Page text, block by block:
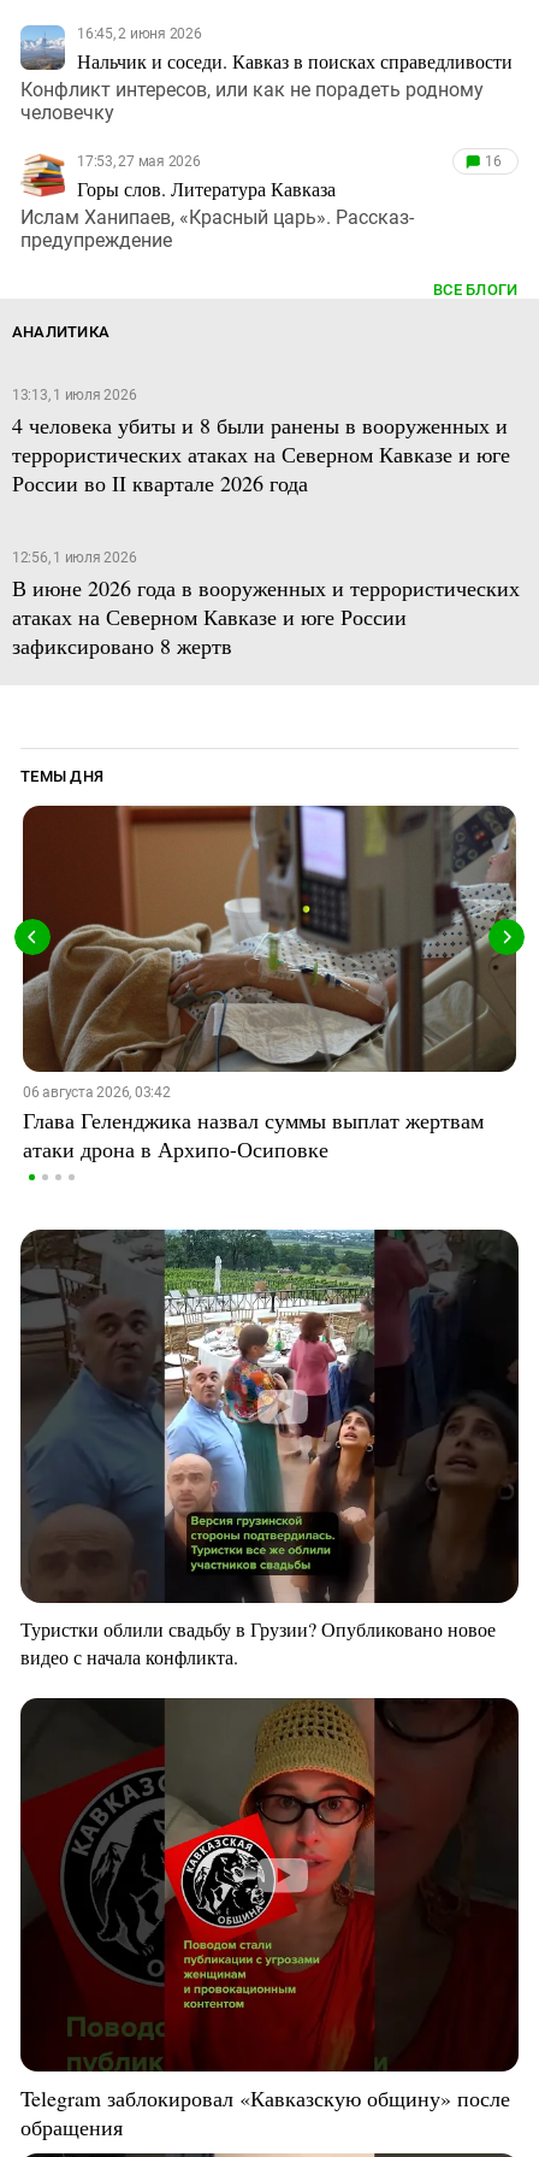
16:45, 2 июня 2026
Нальчик и соседи. Кавказ в поисках справедливости
Конфликт интересов, или как не порадеть родному
человечку
17:53, 27 мая 2026
Горы слов. Литература Кавказа
16
Ислам Ханипаев, «Красный царь». Рассказ-
предупреждение
ВСЕ БЛОГИ
АНАЛИТИКА
13:13, 1 июля 2026
4 человека убиты и 8 были ранены в вооруженных и
террористических атаках на Северном Кавказе и юге
России во II квартале 2026 года
12:56, 1 июля 2026
В июне 2026 года в вооруженных и террористических
атаках на Северном Кавказе и юге России
зафиксировано 8 жертв
ТЕМЫ ДНЯ
06 августа 2026, 03:42
Глава Геленджика назвал суммы выплат жертвам
атаки дрона в Архипо-Осиповке
Туристки облили свадьбу в Грузии? Опубликовано новое
видео с начала конфликта.
Telegram заблокировал «Кавказскую общину» после
обращения